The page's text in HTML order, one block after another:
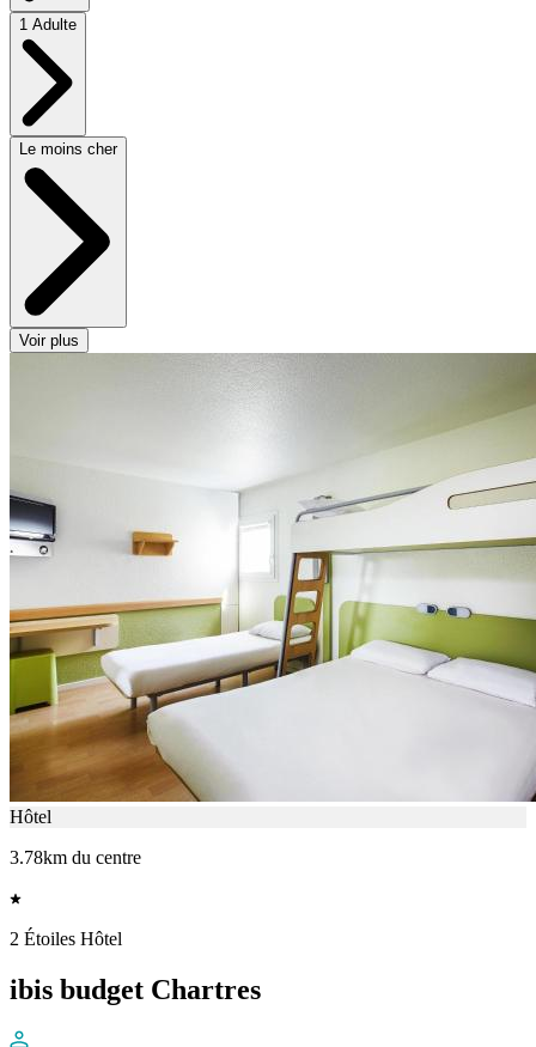
1 Adulte
Le moins cher
Voir plus
Hôtel
3.78km du centre
2 Étoiles Hôtel
ibis budget Chartres